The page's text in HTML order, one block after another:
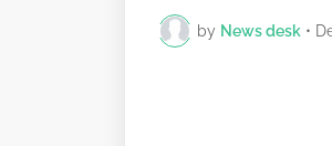
by News desk •